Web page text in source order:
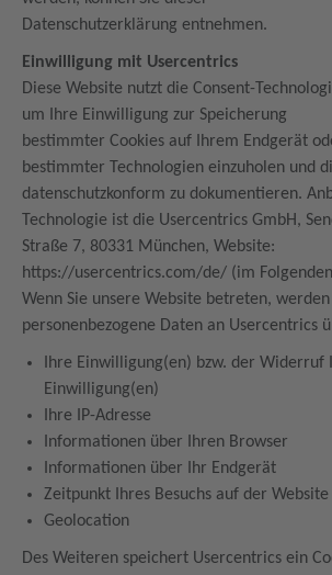
Datenschutzerklärung entnehmen.
Einwilligung mit Usercentrics
Diese Website nutzt die Consent-
um Ihre Einwilligung zur Speicherung
bestimmter Cookies auf Ihrem Endgerät
bestimmter Technologien einzuholen und
datenschutzkonform zu dokumentieren.
Technologie ist die Usercentrics GmbH,
Straße 7, 80331 München, Website:
https://usercentrics.com/de/ (im
Wenn Sie unsere Website betreten,
personenbezogene Daten an Usercentrics
Ihre Einwilligung(en) bzw. der Widerruf
Einwilligung(en)
Ihre IP-Adresse
Informationen über Ihren Browser
Informationen über Ihr Endgerät
Zeitpunkt Ihres Besuchs auf der Website
Geolocation
Des Weiteren speichert Usercentrics ein